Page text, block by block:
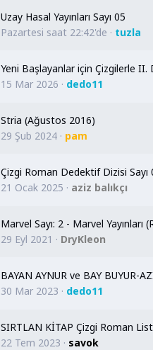
Uzay Hasal Yayınları Sayı 05
Pazartesi saat 22:42'de
tuzla
15 Mar 2026
dedo11
Stria (Ağustos 2016)
29 Şub 2024
pam
21 Ocak 2025
aziz balıkçı
Marvel Sayı: 2 - Marvel Yayınları
29 Eyl 2021
DryKleon
30 Mar 2023
dedo11
SIRTLAN KİTAP Çizgi Roman
22 Tem 2023
savok